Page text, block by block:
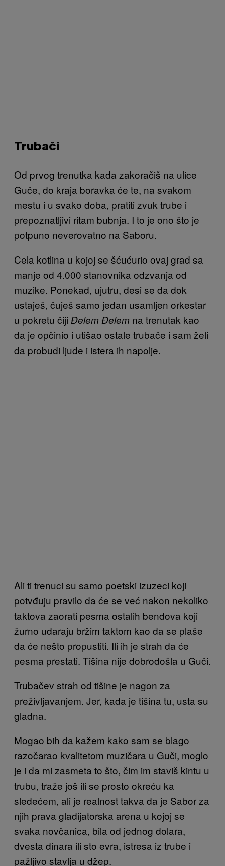
Trubači
Od prvog trenutka kada zakoračiš na ulice
Guče, do kraja boravka će te, na svakom
mestu i u svako doba, pratiti zvuk trube i
prepoznatljivi ritam bubnja. I to je ono što je
potpuno neverovatno na Saboru.
Cela kotlina u kojoj se šćućurio ovaj grad sa
manje od 4.000 stanovnika odzvanja od
muzike. Ponekad, ujutru, desi se da dok
ustaješ, čuješ samo jedan usamljen orkestar
u pokretu čiji Đelem Đelem na trenutak kao
da je opčinio i utišao ostale trubače i sam želi
da probudi ljude i istera ih napolje.
Ali ti trenuci su samo poetski izuzeci koji
potvđuju pravilo da će se već nakon nekoliko
taktova zaorati pesma ostalih bendova koji
žurno udaraju bržim taktom kao da se plaše
da će nešto propustiti. Ili ih je strah da će
pesma prestati. Tišina nije dobrodošla u Guči.
Trubačev strah od tišine je nagon za
preživljavanjem. Jer, kada je tišina tu, usta su
gladna.
Mogao bih da kažem kako sam se blago
razočarao kvalitetom muzičara u Guči, moglo
je i da mi zasmeta to što, čim im staviš kintu u
trubu, traže još ili se prosto okreću ka
sledećem, ali je realnost takva da je Sabor za
njih prava gladijatorska arena u kojoj se
svaka novčanica, bila od jednog dolara,
dvesta dinara ili sto evra, istresa iz trube i
pažljivo stavlja u džep.